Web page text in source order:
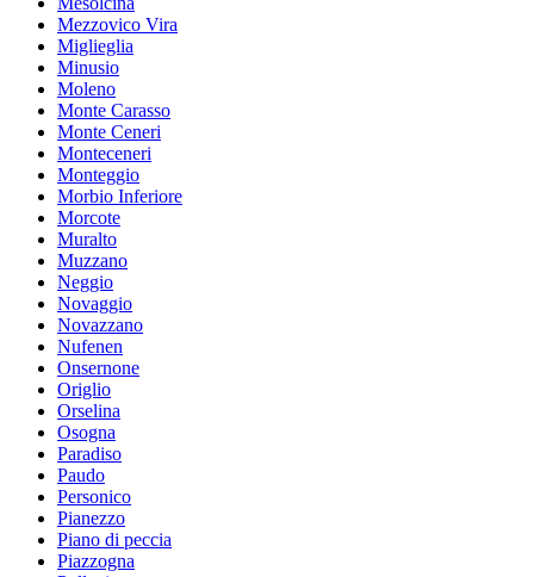
Mezzovico Vira
Miglieglia
Minusio
Moleno
Monte Carasso
Monte Ceneri
Monteceneri
Monteggio
Morbio Inferiore
Morcote
Muralto
Muzzano
Neggio
Novaggio
Novazzano
Nufenen
Onsernone
Origlio
Orselina
Osogna
Paradiso
Paudo
Personico
Pianezzo
Piano di peccia
Piazzogna